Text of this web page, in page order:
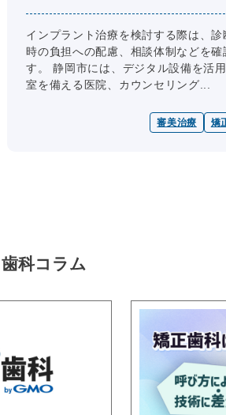
インプラント治療を検討する際は、
時の負担への配慮、相談体制などを
す。 静岡市には、デジタル設備を活
室を備える医院、カウンセリング...
審美治療 矯
歯科コラム